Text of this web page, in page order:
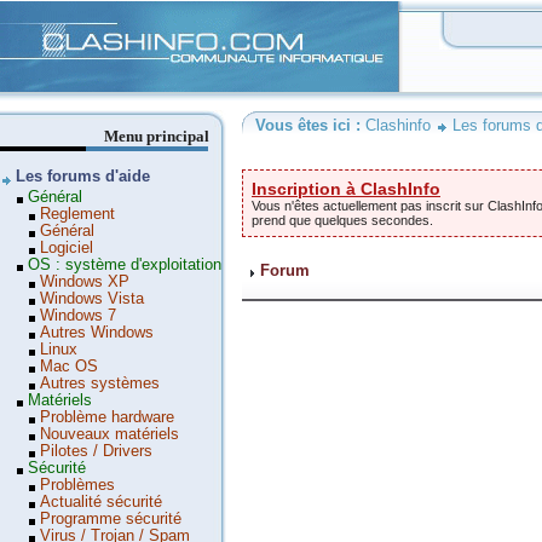
Vous êtes ici : Clashinfo Les forums
Inscription à ClashInfo
Vous n'êtes actuellement pas inscrit sur
prend que quelques secondes.
Forum
Menu principal
Les forums d'aide
Général
Reglement
Général
Logiciel
OS : système d'exploitation
Windows XP
Windows Vista
Windows 7
Autres Windows
Linux
Mac OS
Autres systèmes
Matériels
Problème hardware
Nouveaux matériels
Pilotes / Drivers
Sécurité
Problèmes
Actualité sécurité
Programme sécurité
Virus / Trojan / Spam